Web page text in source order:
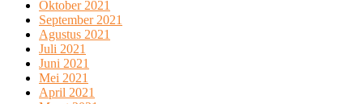
Oktober 2021
September 2021
Agustus 2021
Juli 2021
Juni 2021
Mei 2021
April 2021